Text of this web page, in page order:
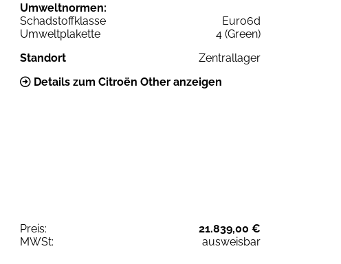
Umweltnormen:
Schadstoffklasse
Euro6d
Umweltplakette
4 (Green)
Standort
Zentrallager
Details zum Citroën Other anzeigen
Preis:
21.839,00 €
MWSt:
ausweisbar